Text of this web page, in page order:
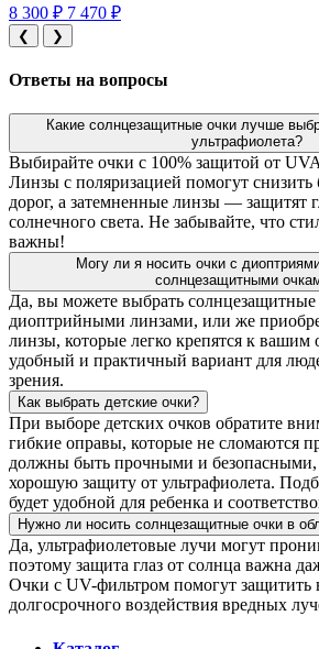
8 300 ₽ 7 470 ₽
❮ ❯
Ответы на вопросы
Какие солнцезащитные очки лучше
ультрафиолета?
Выбирайте очки с 100% защитой от
Линзы с поляризацией помогут
дорог, а затемненные линзы — защитят
солнечного света. Не забывайте, что
важны!
Могу ли я носить очки с
солнцезащитными
Да, вы можете выбрать солнцезащитные
диоптрийными линзами, или же
линзы, которые легко крепятся к
удобный и практичный вариант для
зрения.
Как выбрать детские очки?
При выборе детских очков обратите
гибкие оправы, которые не сломаются
должны быть прочными и безопасными,
хорошую защиту от ультрафиолета.
будет удобной для ребенка и
Нужно ли носить солнцезащитные очки в
Да, ультрафиолетовые лучи могут
поэтому защита глаз от солнца важна
Очки с UV-фильтром помогут защитить
долгосрочного воздействия вредных